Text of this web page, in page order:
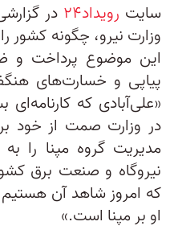
سایت رویداد۲۴
در
وزارت نیرو، چگونه کشور
این موضوع پرداخت و
پیاپی و خسارت‌های
«علی‌آبادی که
در وزارت صمت از خود
مدیریت گروه مپنا را
نیروگاه و صنعت برق
که امروز شاهد آن
او بر مپنا است.»